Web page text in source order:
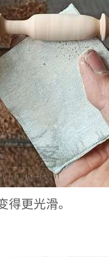
更光滑。